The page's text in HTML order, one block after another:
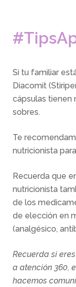
Si tu familiar
Diacomit
cápsulas tienen
sobres.
Te
nutricionista
Recuerda que
nutricionista
de los
de elección en
(analgésico,
Recuerda si
a atención 360,
hacemos